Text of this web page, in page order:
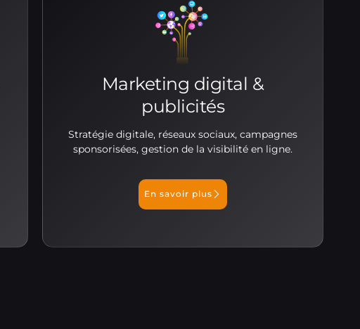
Marketing digital &
publicités
Stratégie digitale, réseaux sociaux, campagnes
sponsorisées, gestion de la visibilité en ligne.
En savoir plus